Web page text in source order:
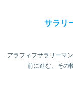
サラリ
アラフィフサラリーマ
前に進む、その